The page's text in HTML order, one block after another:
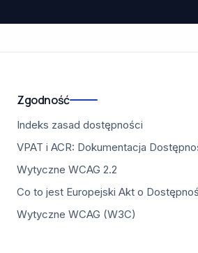
Zgodność
Indeks zasad dostępności
VPAT i ACR: Dokumentacja
Wytyczne WCAG 2.2
Co to jest Europejski Akt o
Wytyczne WCAG (W3C)